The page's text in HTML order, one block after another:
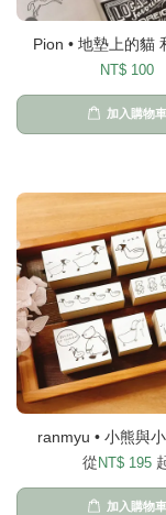
Pion • 地墊上的貓
NT$ 100
加入購物車
ranmyu • 小熊與
從 NT$ 195
加入購物車